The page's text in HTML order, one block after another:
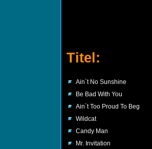
Titel:
Ain`t No Sunshine
Be Bad With You
Ain`t Too Proud To Beg
Wildcat
Candy Man
Mr. Invitation